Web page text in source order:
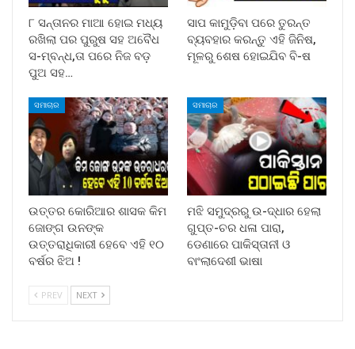
୮ ସନ୍ତାନର ମାଆ ହୋଇ ମଧ୍ୟ
ରଖିଲା ପର ପୁରୁଷ ସହ ଅବୈଧ
ସ-ମ୍ବନ୍ଧ,ତା ପରେ ନିଜ ବଡ଼
ପୁଅ ସହ…
ସାପ କାମୁଡ଼ିବା ପରେ ତୁରନ୍ତ
ବ୍ୟବହାର କରନ୍ତୁ ଏହି ଜିନିଷ,
ମୂଳରୁ ଶେଷ ହୋଇଯିବ ବି-ଷ
ସମାଚାର
ଉତ୍ତର କୋରିଆର ଶାସକ କିମ
ଜୋଙ୍ଗ ଉନଙ୍କ
ଉତ୍ତରାଧିକାରୀ ହେବେ ଏହି ୧୦
ବର୍ଷର ଝିଅ !
ସମାଚାର
ମଝି ସମୁଦ୍ରରୁ ଉ-ଦ୍ଧାର ହେଲା
ଗୁପ୍ତ-ଚର ଧଳା ପାରା,
ଡେଣାରେ ପାକିସ୍ତାନୀ ଓ
ବାଂଲାଦେଶୀ ଭାଷା
PREV NEXT